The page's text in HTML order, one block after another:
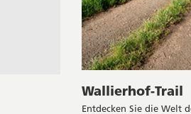
Wallierhof-Trail
Entdecken Sie die Welt